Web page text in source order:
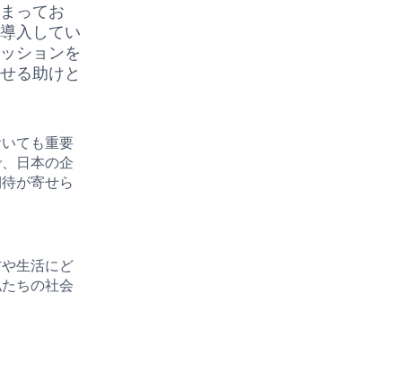
ってお
入してい
ションを
る助けと
ても重要
日本の企
が寄せら
生活にど
ちの社会